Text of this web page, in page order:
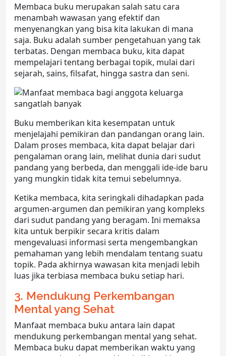
Membaca buku merupakan salah satu cara
menambah wawasan yang efektif dan
menyenangkan yang bisa kita lakukan di mana
saja. Buku adalah sumber pengetahuan yang tak
terbatas. Dengan membaca buku, kita dapat
mempelajari tentang berbagai topik, mulai dari
sejarah, sains, filsafat, hingga sastra dan seni.
Buku memberikan kita kesempatan untuk
menjelajahi pemikiran dan pandangan orang lain.
Dalam proses membaca, kita dapat belajar dari
pengalaman orang lain, melihat dunia dari sudut
pandang yang berbeda, dan menggali ide-ide baru
yang mungkin tidak kita temui sebelumnya.
Ketika membaca, kita seringkali dihadapkan pada
argumen-argumen dan pemikiran yang kompleks
dari sudut pandang yang beragam. Ini memaksa
kita untuk berpikir secara kritis dalam
mengevaluasi informasi serta mengembangkan
pemahaman yang lebih mendalam tentang suatu
topik. Pada akhirnya wawasan kita menjadi lebih
luas jika terbiasa membaca buku setiap hari.
3. Mendukung Perkembangan
Mental yang Sehat
Manfaat membaca buku antara lain dapat
mendukung perkembangan mental yang sehat.
Membaca buku dapat memberikan waktu yang